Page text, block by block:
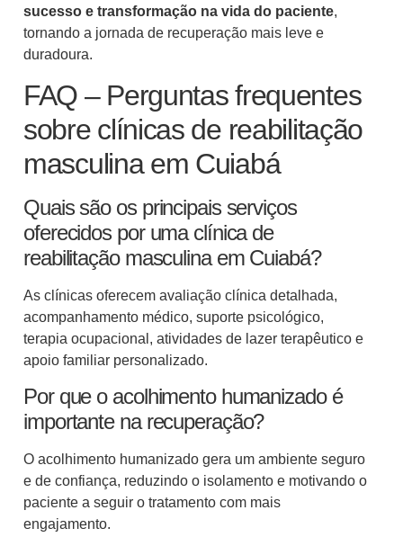
sucesso e transformação na vida do paciente,
tornando a jornada de recuperação mais leve e
duradoura.
FAQ – Perguntas frequentes
sobre clínicas de reabilitação
masculina em Cuiabá
Quais são os principais serviços
oferecidos por uma clínica de
reabilitação masculina em Cuiabá?
As clínicas oferecem avaliação clínica detalhada,
acompanhamento médico, suporte psicológico,
terapia ocupacional, atividades de lazer terapêutico e
apoio familiar personalizado.
Por que o acolhimento humanizado é
importante na recuperação?
O acolhimento humanizado gera um ambiente seguro
e de confiança, reduzindo o isolamento e motivando o
paciente a seguir o tratamento com mais
engajamento.